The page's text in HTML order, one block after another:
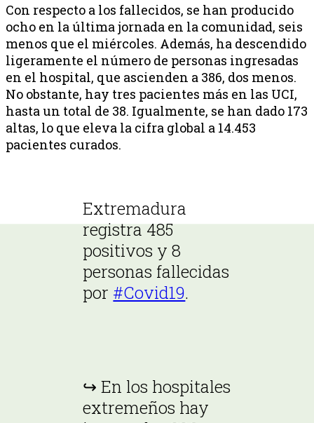
Con respecto a los fallecidos, se han producido
ocho en la última jornada en la comunidad, seis
menos que el miércoles. Además, ha descendido
ligeramente el número de personas ingresadas
en el hospital, que ascienden a 386, dos menos.
No obstante, hay tres pacientes más en las UCI,
hasta un total de 38. Igualmente, se han dado 173
altas, lo que eleva la cifra global a 14.453
pacientes curados.
Extremadura
registra 485
positivos y 8
personas fallecidas
por #Covid19.
↪ En los hospitales
extremeños hay